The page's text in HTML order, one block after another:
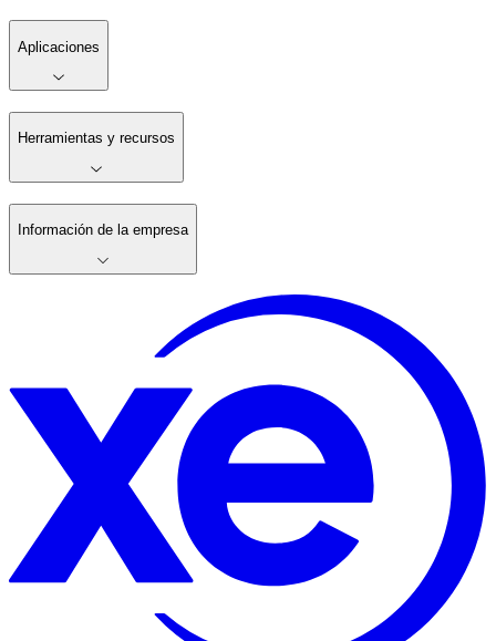
Aplicaciones
Herramientas y recursos
Información de la empresa